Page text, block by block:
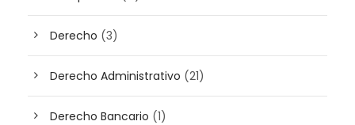
Derecho (3)
Derecho Administrativo (21)
Derecho Bancario (1)